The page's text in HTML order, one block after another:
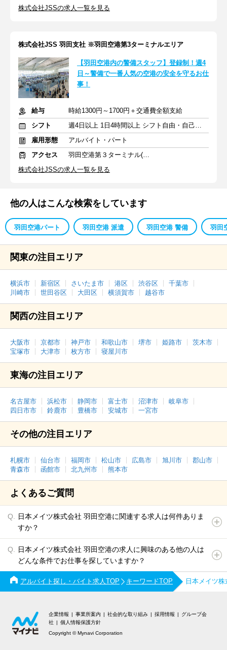
株式会社JSSの求人一覧を見る
株式会社JSS 羽田支社 ※羽田空港第3ターミナルエリア
【羽田空港内の警備スタッフ】登録制！週4
日～警備で一番人気の空港の安全を守るお仕
事！
給与
時給1300円～1700円＋交通費全額支給
シフト
週4日以上 1日4時間以上 シフト自由・自己申告
雇用形態
アルバイト・パート
アクセス
羽田空港第３ターミナル(京急)駅
株式会社JSSの求人一覧を見る
他の人はこんな検索をしています
羽田空港パート 羽田空港 派遣 羽田空港 警備 羽田
関東の注目エリア
横浜市 新宿区 さいたま市 港区 渋谷区
千葉市
川崎市
世田谷区 大田区 横須賀市 越谷市
関西の注目エリア
大阪市 京都市 神戸市 和歌山市 堺市 姫路市
茨木市
宝塚市
大津市 枚方市 寝屋川市
東海の注目エリア
名古屋市 浜松市 静岡市 富士市 沼津市
岐阜市
四日市市
鈴鹿市 豊橋市 安城市 一宮市
その他の注目エリア
札幌市 仙台市 福岡市 松山市 広島市 旭川市
郡山市
青森市
函館市 北九州市 熊本市
よくあるご質問
日本メイツ株式会社 羽田空港に関連する求人は何件ありま
すか？
日本メイツ株式会社 羽田空港の求人に興味のある他の人は
どんな条件でお仕事を探していますか？
アルバイト探し・バイト求人TOP キーワードTOP 日本メイツ
企業情報 事業所案内 社会的な取り組み 採用情報
グループ会
社
個人情報保護方針
Copyright © Mynavi Corporation